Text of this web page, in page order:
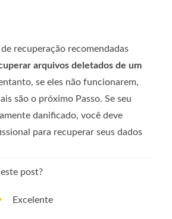
recuperação recomendadas
arquivos deletados de um
se eles não funcionarem,
são o próximo Passo. Se seu
danificado, você deve
para recuperar seus dados
post?
Excelente